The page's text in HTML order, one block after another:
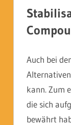
Auch bei
kann. Zum
die sich
bewährt